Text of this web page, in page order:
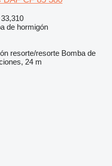
de hormigón
resorte/resorte Bomba de
24 m